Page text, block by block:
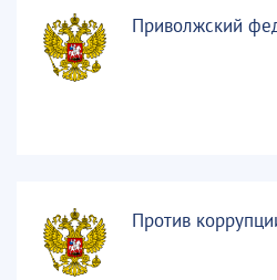
Приволжский
Против